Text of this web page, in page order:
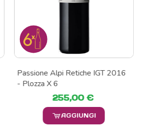
Passione Alpi Retiche IGT 2016
- Plozza X 6
255,00 €
AGGIUNGI